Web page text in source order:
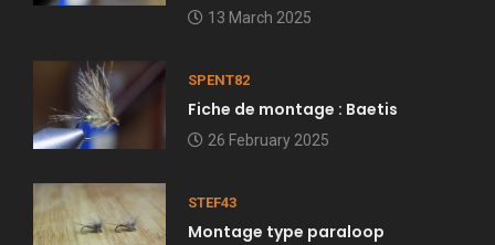
13 March 2025
SPENT82
Fiche de montage : Baetis
26 February 2025
STEF43
Montage type paraloop